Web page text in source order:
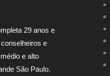
29 anos e
e
e alto
São Paulo.